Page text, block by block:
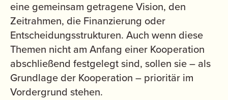
eine gemeinsam getragene Vision, den
Zeitrahmen, die Finanzierung oder
Entscheidungsstrukturen. Auch wenn diese
Themen nicht am Anfang einer Kooperation
abschließend festgelegt sind, sollen sie – als
Grundlage der Kooperation – prioritär im
Vordergrund stehen.